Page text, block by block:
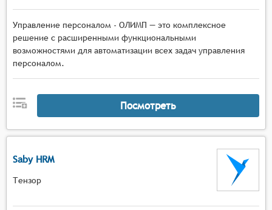
Управление персоналом - ОЛИМП — это комплексное
решение с расширенными функциональными
возможностями для автоматизации всех задач управления
персоналом.
Посмотреть
Saby HRM
Тензор